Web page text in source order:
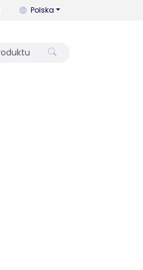
Możesz zmienić język za
Polska